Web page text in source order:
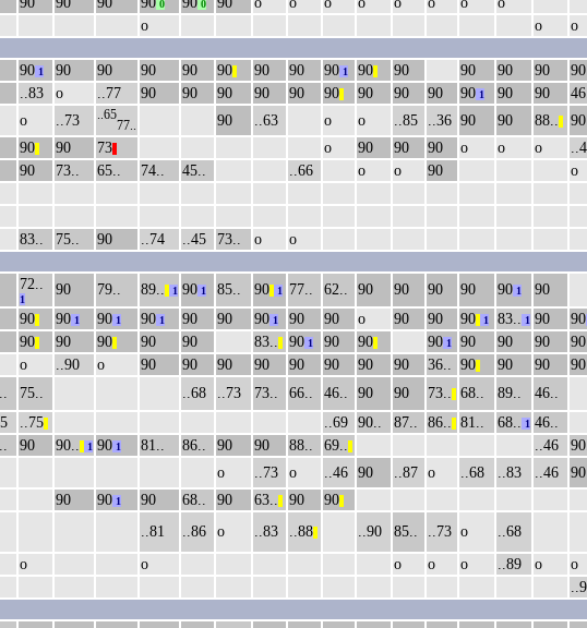
0 0
о о о
90 1 90 90 90 90 90 90 90 90 1 90 90 90 90 90 90
..83 о ..77 90 90 90 90 90 90 90 90 90 90 1 90 90 46..
о ..73 ..65
77.. 90 ..63 о о ..85 ..36 90 90 88.. 90
90 90 73 о 90 90 90 о о о
90 73.. 65.. 74.. 45.. ..66 о о 90 о
83.. 75.. 90 ..74 ..45 73.. о о
72..
1
90 79.. 89.. 1 90 1 85.. 90 1 77.. 62.. 90 90 90 90 90 1 90
90 90 1 90 1 90 1 90 90 90 1 90 90 о 90 90 90 1 83.. 1 90 90
90 90 90 90 90 83.. 90 1 90 90 90 1 90 90 90 90
о ..90 о 90 90 90 90 90 90 90 90 36.. 90 90 90 90
75.. ..68 ..73 73.. 66.. 46.. 90 90 73.. 68.. 89.. 46..
..75 ..69 90.. 87.. 86.. 81.. 68.. 1 46..
90 90.. 1 90 1 81.. 86.. 90 90 88.. 69.. ..46 90..
о ..73 о ..46 90 ..87 о ..68 ..83 ..46 90
90 90 1 90 68.. 90 63.. 90 90
..81 ..86 о ..83 ..88 ..90 85.. ..73 о
..68
о о о о о ..89 о о